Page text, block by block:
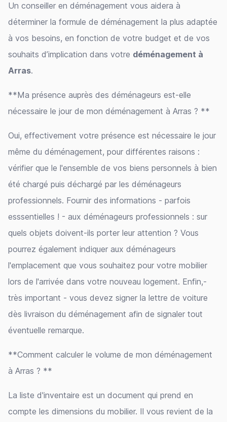
Un conseiller en déménagement vous aidera à
déterminer la formule de déménagement la plus adaptée
à vos besoins, en fonction de votre budget et de vos
souhaits d’implication dans votre déménagement à
Arras.
**Ma présence auprès des déménageurs est-elle
nécessaire le jour de mon déménagement à Arras ? **
Oui, effectivement votre présence est nécessaire le jour
même du déménagement, pour différentes raisons :
vérifier que le l'ensemble de vos biens personnels à bien
été chargé puis déchargé par les déménageurs
professionnels. Fournir des informations - parfois
esssentielles ! - aux déménageurs professionnels : sur
quels objets doivent-ils porter leur attention ? Vous
pourrez également indiquer aux déménageurs
l'emplacement que vous souhaitez pour votre mobilier
lors de l'arrivée dans votre nouveau logement. Enfin,-
très important - vous devez signer la lettre de voiture
dès livraison du déménagement afin de signaler tout
éventuelle remarque.
**Comment calculer le volume de mon déménagement
à Arras ? **
La liste d'inventaire est un document qui prend en
compte les dimensions du mobilier. Il vous revient de la